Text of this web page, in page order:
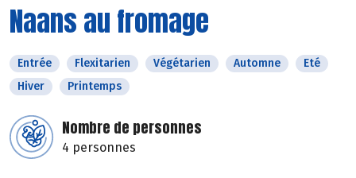
Naans au fromage
Entrée Flexitarien Végétarien Automne
Eté
Hiver
Printemps
Nombre de personnes
4 personnes